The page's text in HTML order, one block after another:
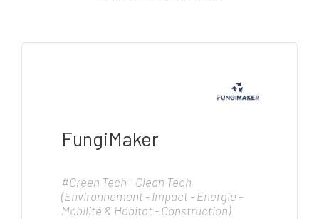
FungiMaker
#Green Tech - Clean Tech
(Environnement - Impact - Energie -
Mobilité & Habitat - Construction)